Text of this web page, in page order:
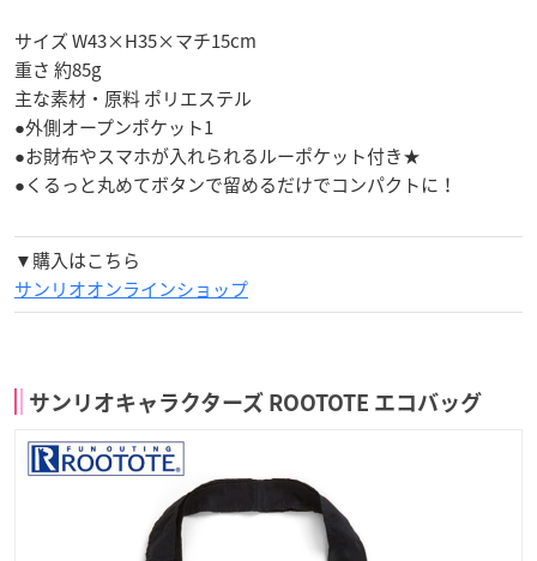
サイズ W43×H35×マチ15cm
重さ 約85g
主な素材・原料 ポリエステル
●外側オープンポケット1
●お財布やスマホが入れられるルーポケット付き★
●くるっと丸めてボタンで留めるだけでコンパクトに！
▼購入はこちら
サンリオオンラインショップ
サンリオキャラクターズ ROOTOTE エコバッグ